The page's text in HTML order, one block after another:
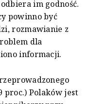
im godność.
powinno być
rozmawianie z
dla
informacji.
proc.) Polaków jest